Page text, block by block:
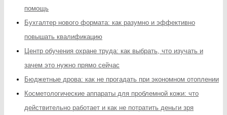
помощь
Бухгалтер нового формата: как разумно и эффективно
повышать квалификацию
Центр обучения охране труда: как выбрать, что изучать и
зачем это нужно прямо сейчас
Бюджетные дрова: как не прогадать при экономном отоплении
Косметологические аппараты для проблемной кожи: что
действительно работает и как не потратить деньги зря